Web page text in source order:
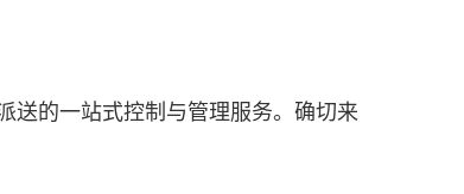
送的一站式控制与管理服务。确切来